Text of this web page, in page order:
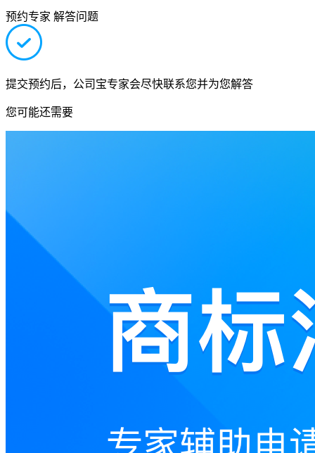
预约专家 解答问题
提交预约后，公司宝专家会尽快联系您并为您解答
您可能还需要